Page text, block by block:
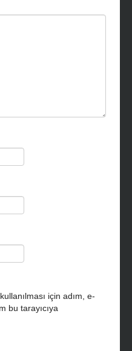
için adım, e-
bu tarayıcıya